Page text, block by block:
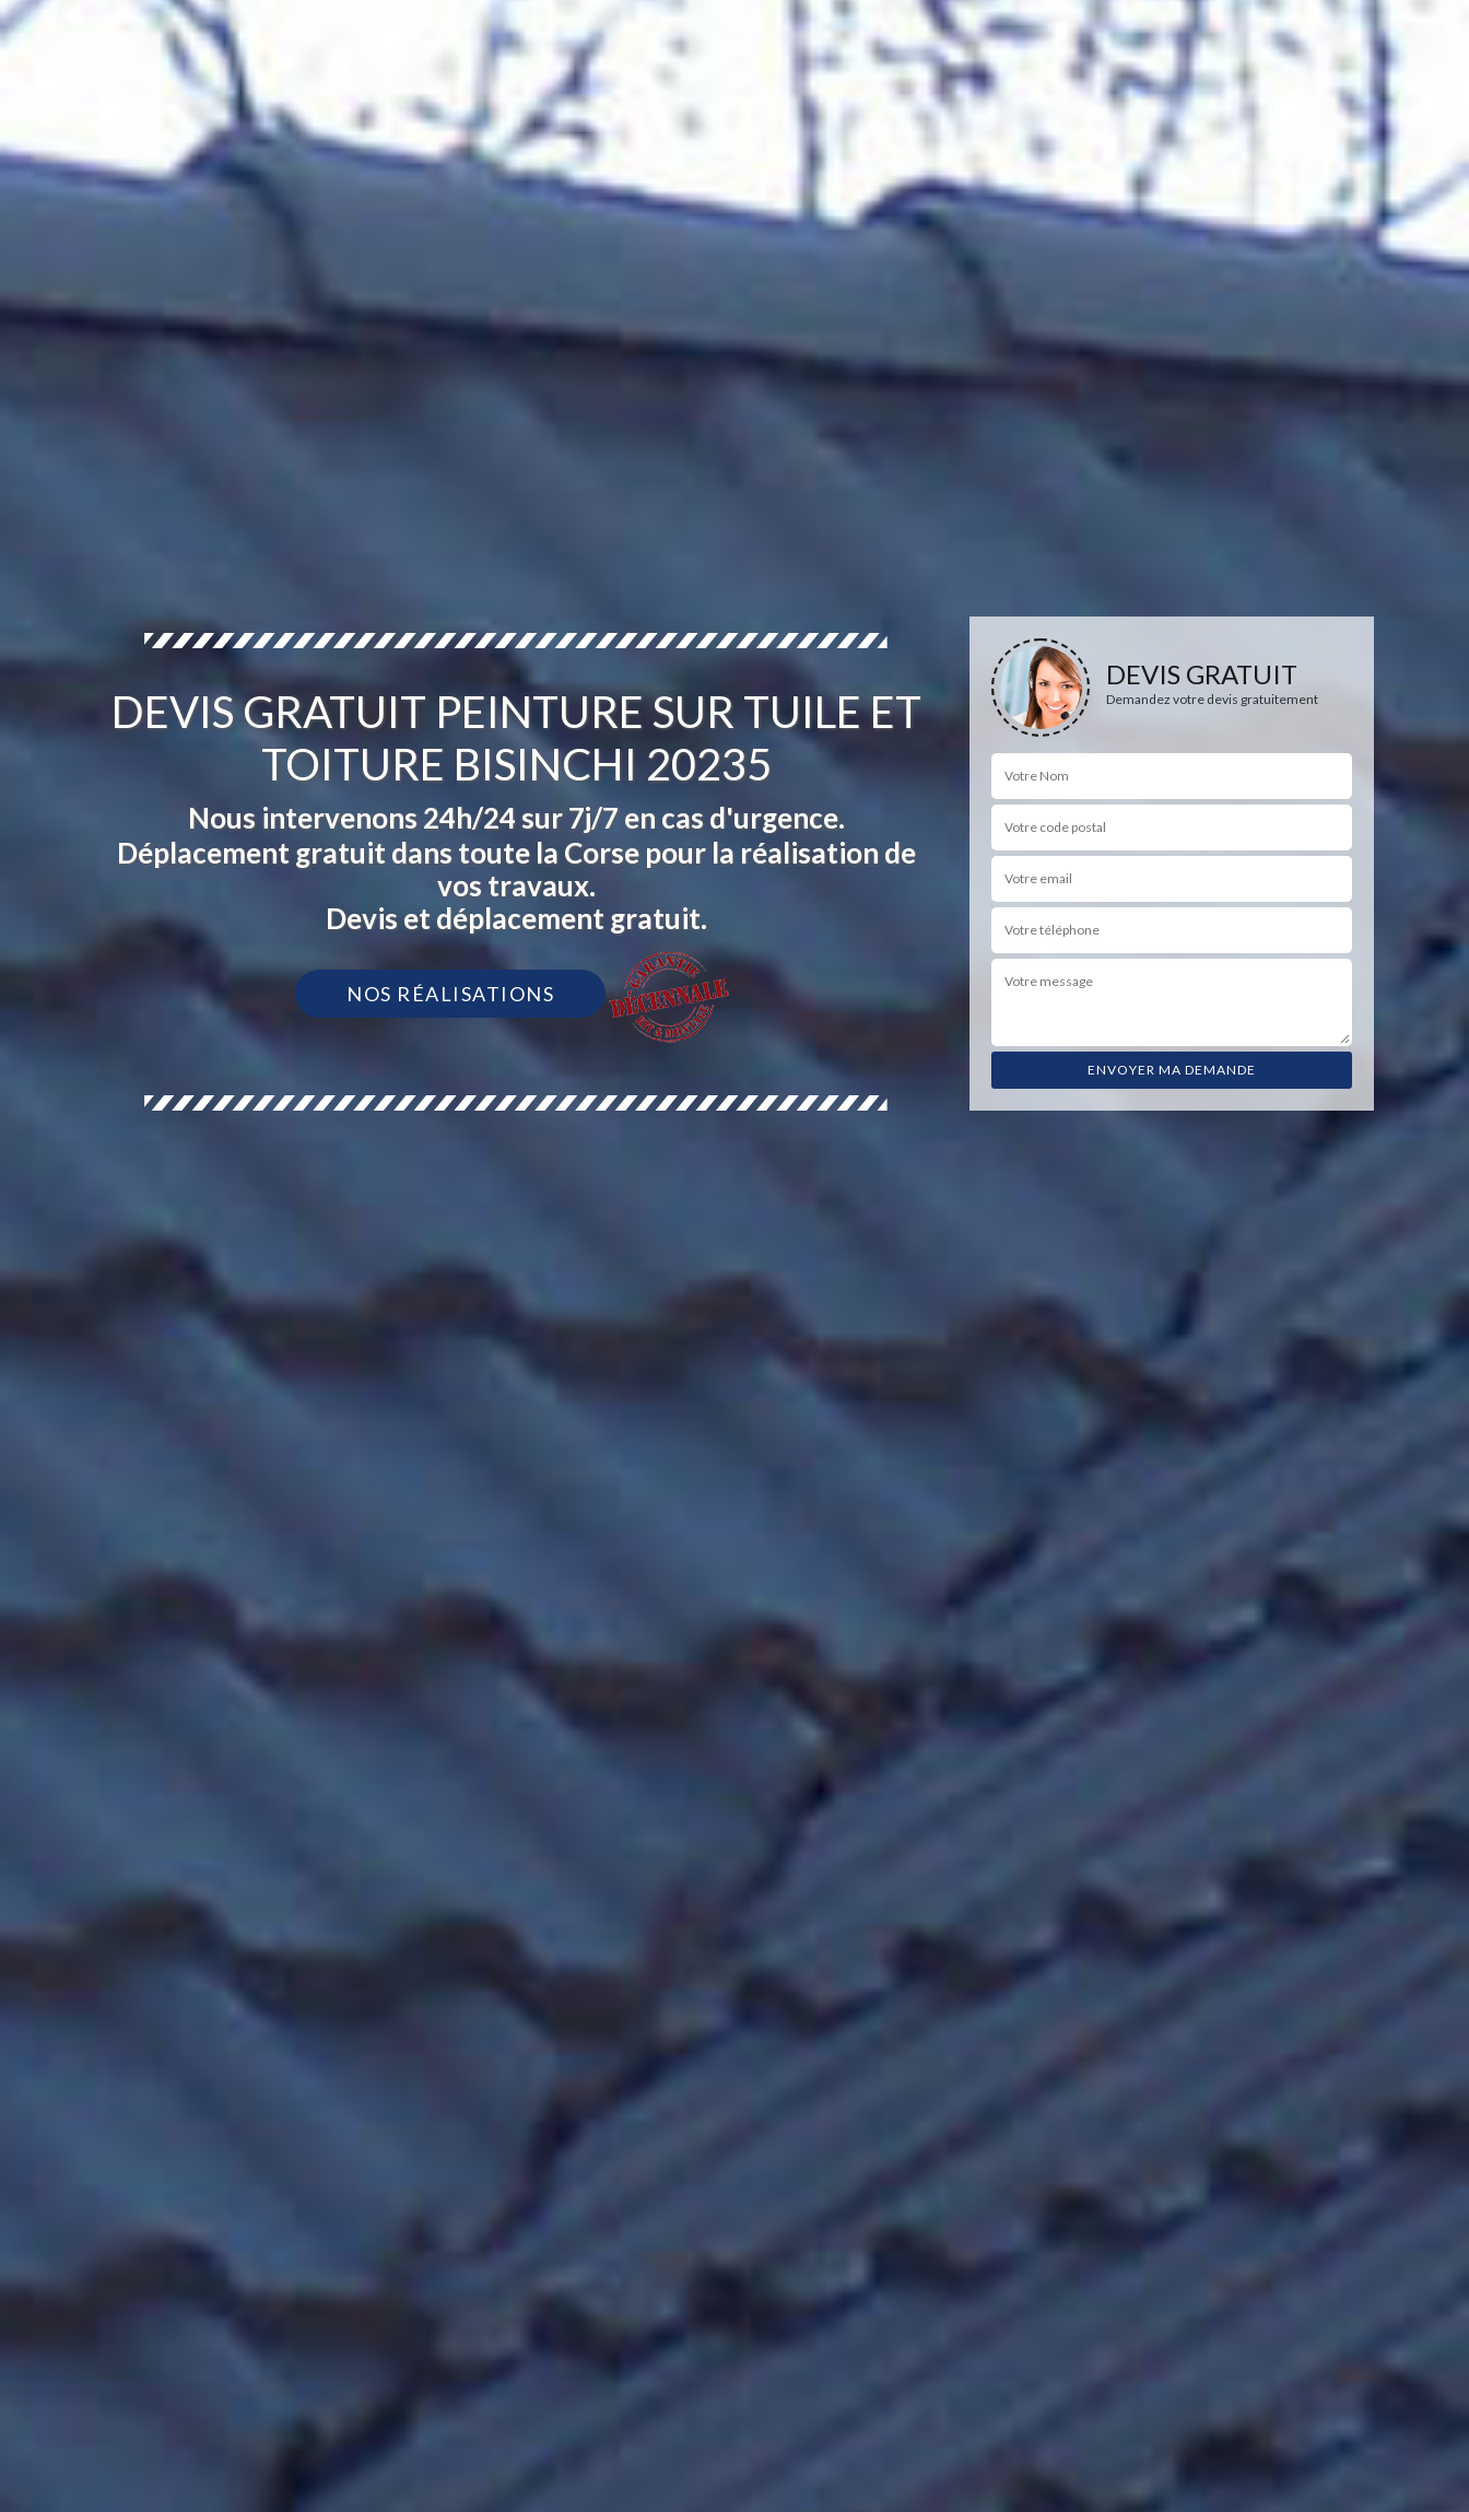
DEVIS GRATUIT PEINTURE SUR TUILE ET
TOITURE BISINCHI 20235
Nous intervenons 24h/24 sur 7j/7 en cas d'urgence.
Déplacement gratuit dans toute la Corse pour la réalisation de
vos travaux.
Devis et déplacement gratuit.
NOS RÉALISATIONS
DEVIS GRATUIT
Demandez votre devis gratuitement